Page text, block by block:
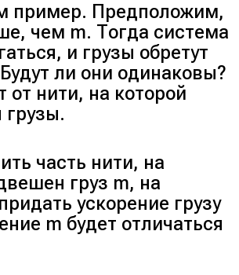
пример. Предположим,
чем m. Тогда система
и грузы обретут
ли они одинаковы?
от нити, на которой
часть нити, на
груз m, на
ускорение грузу
m будет отличаться